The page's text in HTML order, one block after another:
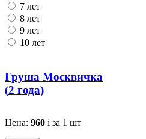
7 лет
8 лет
9 лет
10 лет
Груша Москвичка
(2 года)
Цена: 960 i за 1 шт